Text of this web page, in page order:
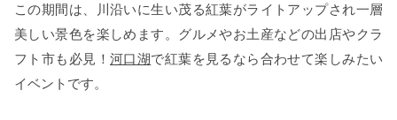
この期間は、川沿いに生い茂る紅葉がライトアップされ一層
美しい景色を楽しめます。グルメやお土産などの出店やクラ
フト市も必見！ 河口湖で紅葉を見るなら合わせて楽しみたい
イベントです。